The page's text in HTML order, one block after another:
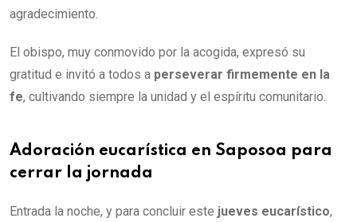
agradecimiento.
El obispo, muy conmovido por la acogida, expresó su
gratitud e invitó a todos a perseverar firmemente en la
fe, cultivando siempre la unidad y el espíritu comunitario.
Adoración eucarística en Saposoa para
cerrar la jornada
Entrada la noche, y para concluir este jueves eucarístico,